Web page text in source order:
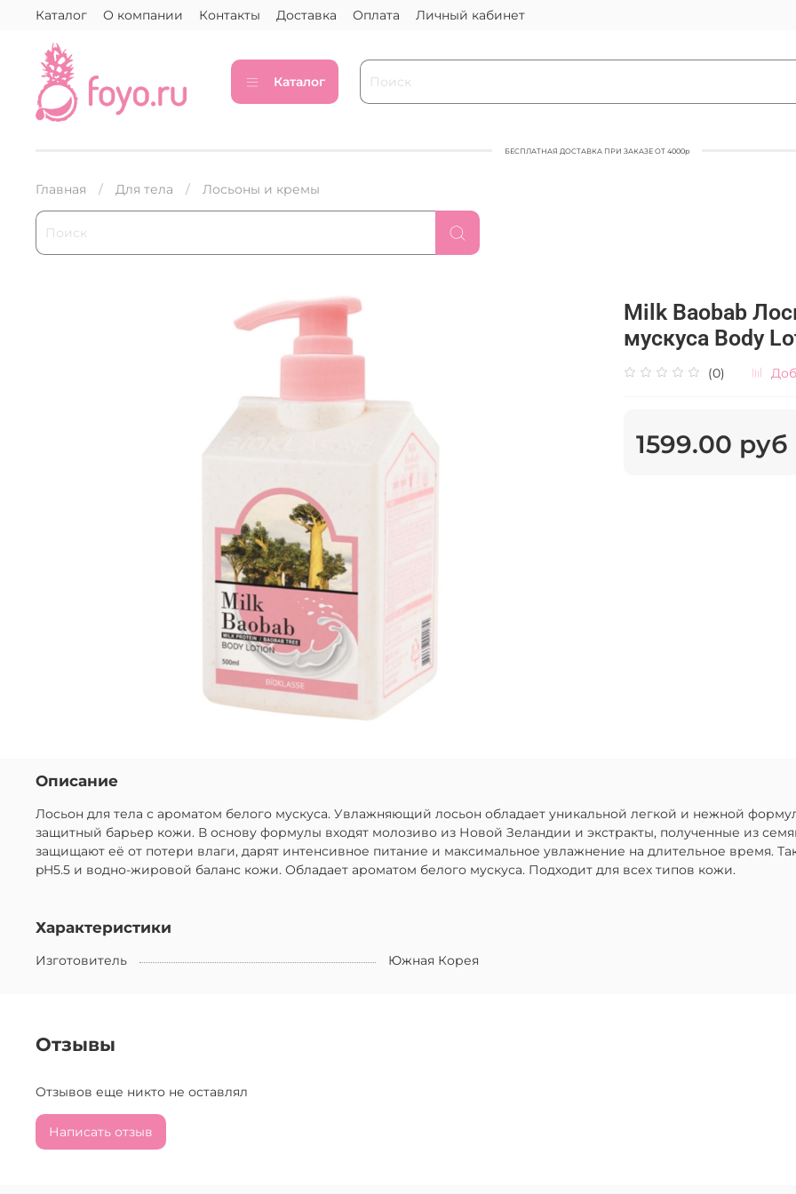
Каталог О компании Контакты Доставка Оплата Личный кабинет
Каталог
БЕСПЛАТНАЯ ДОСТАВКА ПРИ ЗАКАЗЕ ОТ 4000р
Главная Для тела Лосьоны и кремы
Milk Baobab
мускуса Body
(0)
1599.00 руб
Описание
Лосьон для тела с ароматом белого мускуса. Увлажняющий лосьон обладает уникальной легкой и нежной
защитный барьер кожи. В основу формулы входят молозиво из Новой Зеландии и экстракты, полученные из
защищают её от потери влаги, дарят интенсивное питание и максимальное увлажнение на длительное время.
pH5.5 и водно-жировой баланс кожи. Обладает ароматом белого мускуса. Подходит для всех типов кожи.
Характеристики
Изготовитель Южная Корея
Отзывы
Отзывов еще никто не оставлял
Написать отзыв